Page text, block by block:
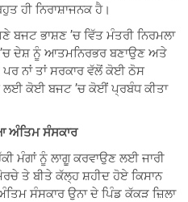
ਹੀ ਨਿਰਾਸ਼ਾਜਨਕ ਹੈ।
ਭਾਸ਼ਣ ’ਚ ਵਿੱਤ ਮੰਤਰੀ ਨਿਰਮਲਾ
’ਚ ਦੇਸ਼ ਨੂੰ ਆਤਮਨਿਰਭਰ ਬਣਾਉਣ ਅਤੇ
ਪਰ ਨਾਂ ਤਾਂ ਸਰਕਾਰ ਵੱਲੋਂ ਕੋਈ ਠੋਸ
ਲਈ ਕੋਈ ਬਜਟ ’ਚ ਕੋਈਂ ਪ੍ਰਬੰਧ ਕੀਤਾ
ਅੰਤਿਮ ਸੰਸਕਾਰ
ਮੰਗਾਂ ਨੂੰ ਲਾਗੂ ਕਰਵਾਉਣ ਲਈ ਜਾਰੀ
ਤੇ ਬੀਤੇ ਕੱਲ੍ਹ ਸ਼ਹੀਦ ਹੋਏ ਕਿਸਾਨ
ਸੰਸਕਾਰ ਉਨਾ ਦੇ ਪਿੰਡ ਕੱਕੜ ਜ਼ਿਲਾ